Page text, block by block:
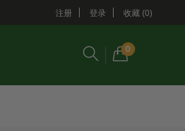
注册 登录 收藏 (0)
0